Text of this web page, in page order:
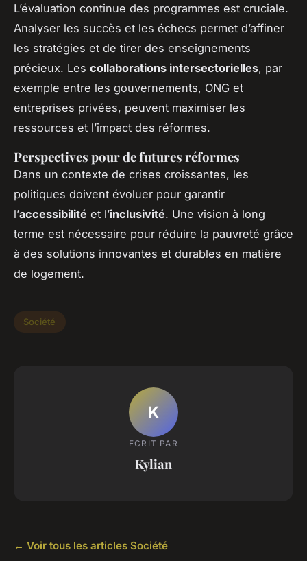
L’évaluation continue des programmes est cruciale.
Analyser les succès et les échecs permet d’affiner
les stratégies et de tirer des enseignements
précieux. Les collaborations intersectorielles, par
exemple entre les gouvernements, ONG et
entreprises privées, peuvent maximiser les
ressources et l’impact des réformes.
Perspectives pour de futures réformes
Dans un contexte de crises croissantes, les
politiques doivent évoluer pour garantir
l’accessibilité et l’inclusivité. Une vision à long
terme est nécessaire pour réduire la pauvreté grâce
à des solutions innovantes et durables en matière
de logement.
Société
K
ECRIT PAR
Kylian
← Voir tous les articles Société